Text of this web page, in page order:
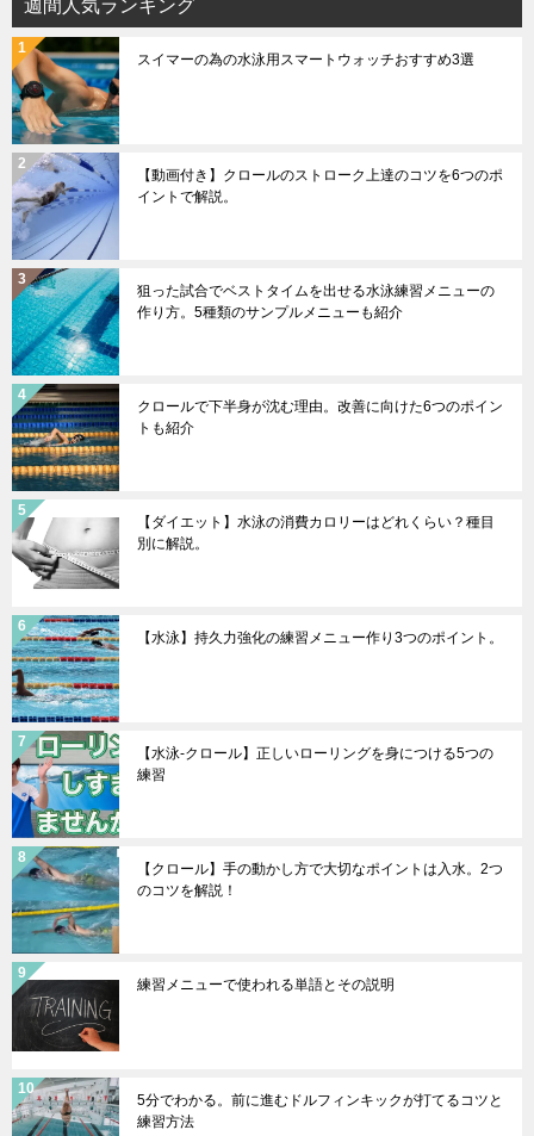
週間人気ランキング
スイマーの為の水泳用スマートウォッチおすすめ3選
【動画付き】クロールのストローク上達のコツを6つのポ
イントで解説。
狙った試合でベストタイムを出せる水泳練習メニューの
作り方。5種類のサンプルメニューも紹介
クロールで下半身が沈む理由。改善に向けた6つのポイン
トも紹介
【ダイエット】水泳の消費カロリーはどれくらい？種目
別に解説。
【水泳】持久力強化の練習メニュー作り3つのポイント。
【水泳-クロール】正しいローリングを身につける5つの
練習
【クロール】手の動かし方で大切なポイントは入水。2つ
のコツを解説！
練習メニューで使われる単語とその説明
5分でわかる。前に進むドルフィンキックが打てるコツと
練習方法